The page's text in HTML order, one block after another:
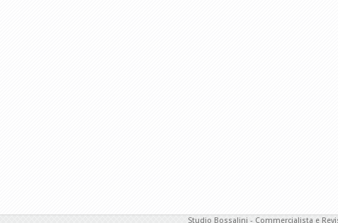
Studio Bossalini - Commercialista e